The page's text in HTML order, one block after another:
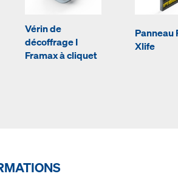
Vérin de
décoffrage I
Framax à cliquet
Panneau
Xlife